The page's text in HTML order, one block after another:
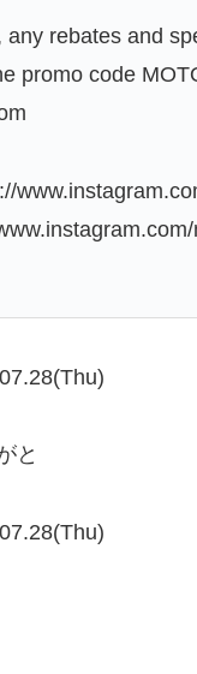
rebates and
promo code
と